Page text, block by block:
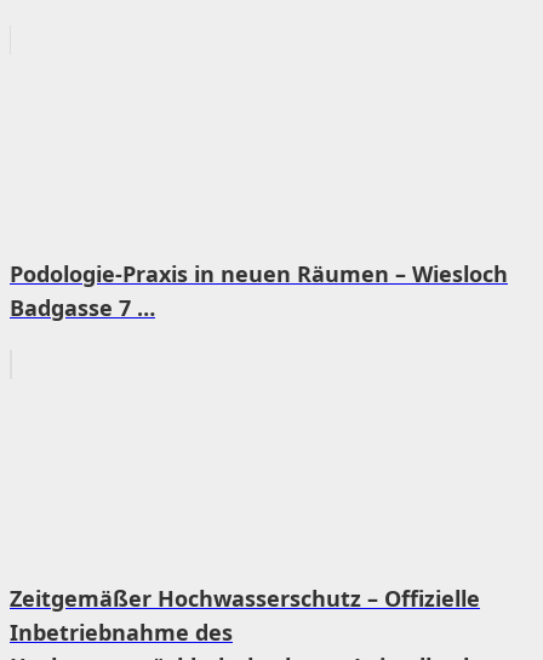
Podologie-Praxis in neuen Räumen – Wiesloch
Badgasse 7 …
Zeitgemäßer Hochwasserschutz – Offizielle
Inbetriebnahme des